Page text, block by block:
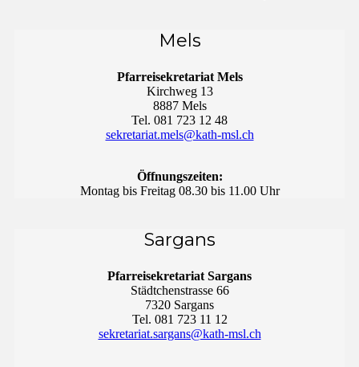
Mels
Pfarreisekretariat Mels
Kirchweg 13
8887 Mels
Tel. 081 723 12 48
sekretariat.mels@kath-msl.ch
Öffnungszeiten:
Montag bis Freitag 08.30 bis 11.00 Uhr
Sargans
Pfarreisekretariat Sargans
Städtchenstrasse 66
7320 Sargans
Tel. 081 723 11 12
sekretariat.sargans@kath-msl.ch